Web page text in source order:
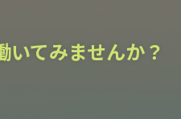
いてみませんか？